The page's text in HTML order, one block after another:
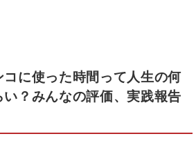
コに使った時間って人生の何
？みんなの評価、実践報告